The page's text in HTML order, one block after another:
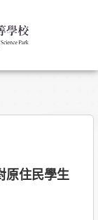
原住民學生